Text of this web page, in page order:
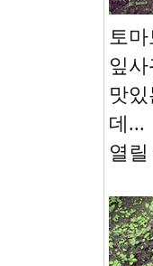
토
잎
맛
데...
열